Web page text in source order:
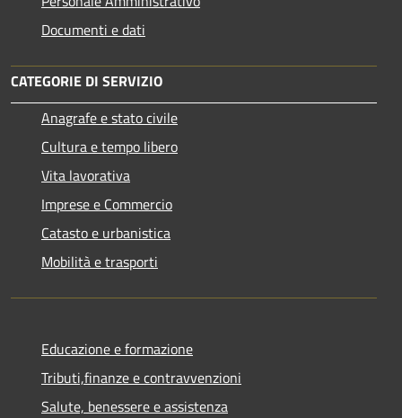
Documenti e dati
CATEGORIE DI SERVIZIO
Anagrafe e stato civile
Cultura e tempo libero
Vita lavorativa
Imprese e Commercio
Catasto e urbanistica
Mobilità e trasporti
Educazione e formazione
Tributi,finanze e contravvenzioni
Salute, benessere e assistenza